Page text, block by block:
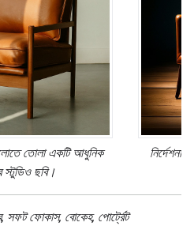
তোলাএকটি আধুনিক
স্টুডিও ছবি।
সফট ফোকাস, বোকেহ, পোর্ট্রেট